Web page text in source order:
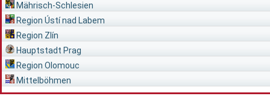
Mährisch-Schlesien
Region Ústí nad Labem
Region Zlín
Hauptstadt Prag
Region Olomouc
Mittelböhmen